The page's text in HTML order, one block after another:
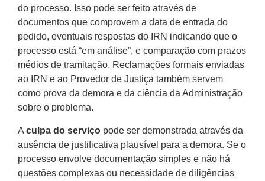
do processo. Isso pode ser feito através de
documentos que comprovem a data de entrada do
pedido, eventuais respostas do IRN indicando que o
processo está “em análise”, e comparação com prazos
médios de tramitação. Reclamações formais enviadas
ao IRN e ao Provedor de Justiça também servem
como prova da demora e da ciência da Administração
sobre o problema.
A culpa do serviço pode ser demonstrada através da
ausência de justificativa plausível para a demora. Se o
processo envolve documentação simples e não há
questões complexas ou necessidade de diligências